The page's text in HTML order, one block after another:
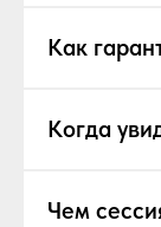
Как
Когда
Чем